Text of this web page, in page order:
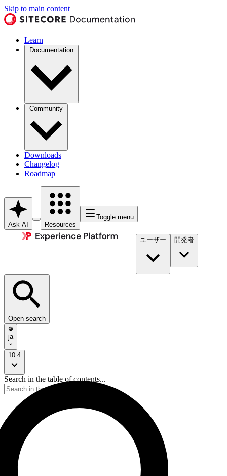
Skip to main content
Learn
Documentation
Community
Downloads
Changelog
Roadmap
Ask AI Resources
Toggle menu
ユーザー 開発者​
Open search
ja
10.4
Search in the table of contents...